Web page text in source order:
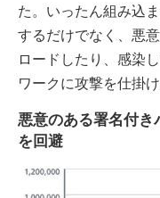
た。いったん組み込
するだけでなく、悪
ロードしたり、感染
ワークに攻撃を仕掛け
悪意のある署名付き
を回避